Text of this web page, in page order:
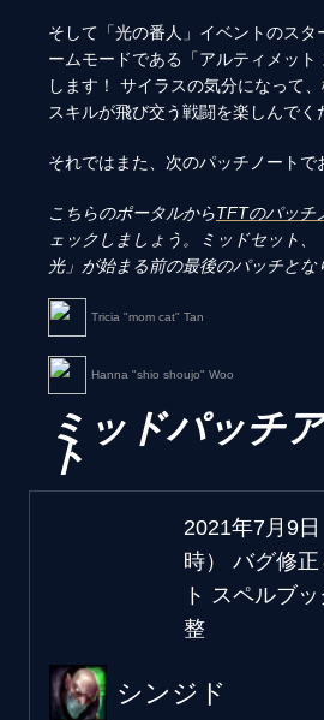
そして「光の番人」イベントのス
ームモードである「アルティメッ
します！ サイラスの気分になって
スキルが飛び交う戦闘を楽しんでく
それではまた、次のパッチノートで
こちらのポータルからTFTのパッチ
ェックしましょう。ミッドセット
光」が始まる前の最後のパッチとな
Tricia "mom cat" Tan
Hanna "shio shoujo" Woo
ミッドパッチ
ト
2021年7月9
時） バグ修
ト スペルブ
整
シンジド